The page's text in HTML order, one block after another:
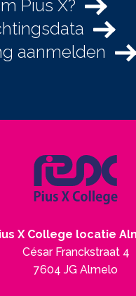
Pius X?
aanmelden
X College locatie
César Franckstraat 4
7604 JG Almelo